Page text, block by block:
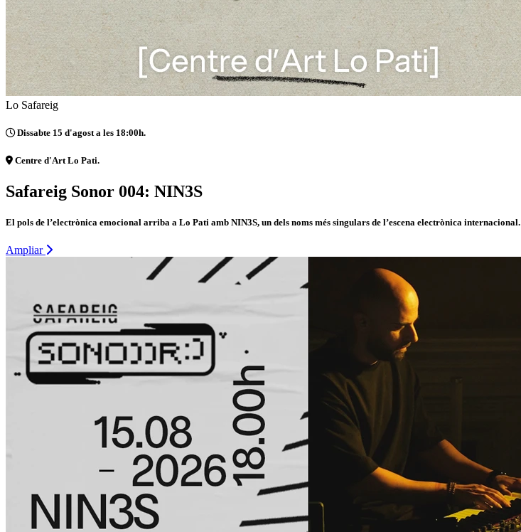
Lo Safareig
Dissabte 15 d'agost a les 18:00h.
Centre d'Art Lo Pati.
Safareig Sonor 004: NIN3S
El pols de l’electrònica emocional arriba a Lo Pati amb NIN3S, un dels noms més singulars de l’escena electrònica internacional.
Ampliar